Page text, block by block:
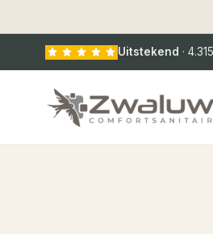
Uitstekend · 4.315